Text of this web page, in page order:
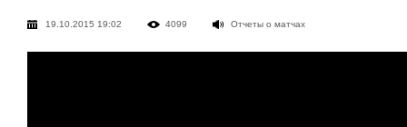
19.10.2015 19:02 4099 Отчеты о матчах